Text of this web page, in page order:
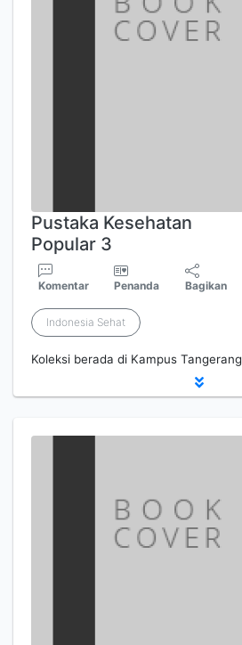
Pustaka Kesehatan
Popular 3
Komentar Penanda Bagikan
Indonesia Sehat
Koleksi berada di Kampus Tangerang